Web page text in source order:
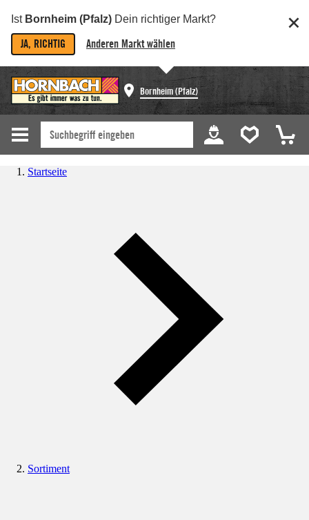
Ist Bornheim (Pfalz) Dein richtiger Markt?
JA, RICHTIG Anderen Markt wählen
Bornheim (Pfalz)
Startseite
Sortiment